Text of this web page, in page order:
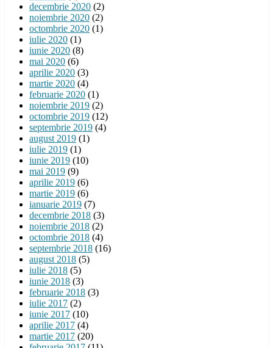
decembrie 2020 (2)
noiembrie 2020 (2)
octombrie 2020 (1)
iulie 2020 (1)
iunie 2020 (8)
mai 2020 (6)
aprilie 2020 (3)
martie 2020 (4)
februarie 2020 (1)
noiembrie 2019 (2)
octombrie 2019 (12)
septembrie 2019 (4)
august 2019 (1)
iulie 2019 (1)
iunie 2019 (10)
mai 2019 (9)
aprilie 2019 (6)
martie 2019 (6)
ianuarie 2019 (7)
decembrie 2018 (3)
noiembrie 2018 (2)
octombrie 2018 (4)
septembrie 2018 (16)
august 2018 (5)
iulie 2018 (5)
iunie 2018 (3)
februarie 2018 (3)
iulie 2017 (2)
iunie 2017 (10)
aprilie 2017 (4)
martie 2017 (20)